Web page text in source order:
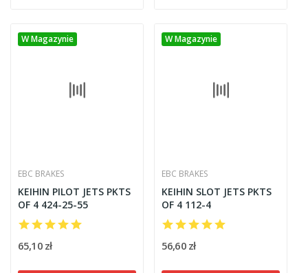
W Magazynie
EBC BRAKES
KEIHIN PILOT JETS PKTS
OF 4 424-25-55
65,10 zł
W Magazynie
EBC BRAKES
KEIHIN SLOT JETS PKTS
OF 4 112-4
56,60 zł